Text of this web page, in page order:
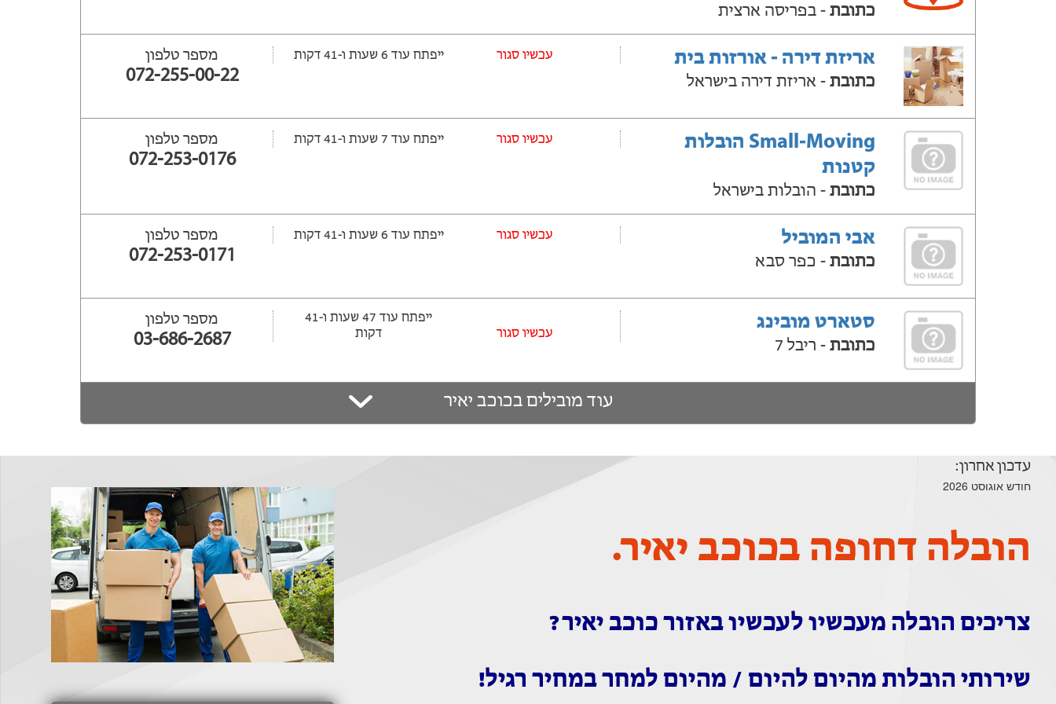
כתובת - בפריסה ארצית
אריזת דירה - אורזות בית
כתובת - אריזת דירה בישראל
‫עכשיו סגור ייפתח עוד 6 שעות ‫ו-41 דקות מספר טלפון
072-255-00-22
Small-Moving הובלות
קטנות
כתובת - הובלות בישראל
‫עכשיו סגור ייפתח עוד 7 שעות ‫ו-41 דקות מספר טלפון
072-253-0176
אבי המוביל
כתובת - כפר סבא
‫עכשיו סגור ייפתח עוד 6 שעות ‫ו-41 דקות מספר טלפון
072-253-0171
סטארט מובינג
כתובת - ריבל 7
עכשיו סגור
ייפתח עוד 47 שעות ‫ו-41
דקות
מספר טלפון
03-686-2687
עוד מובילים בכוכב יאיר
עדכון אחרון:
חודש אוגוסט 2026
הובלה דחופה בכוכב יאיר.
צריכים הובלה מעכשיו לעכשיו באזור כוכב יאיר?
שירותי הובלות מהיום להיום / מהיום למחר במחיר רגיל!